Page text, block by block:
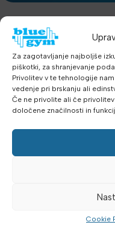
Za zagotavljanje najboljše
piškotki, za shranjevanje
Privolitev v te tehnologije
vedenje pri brskanju ali
Če ne privolite ali če
določene značilnosti in
Cookie
OPIS
BALANS POLUŽOGA je
trenažer namenjen
programen funkcionalnog
Bosu se savršeno uklapa u
kontrolirana nestabilnost,
pokušaju održavanja
svakodnevne napore.